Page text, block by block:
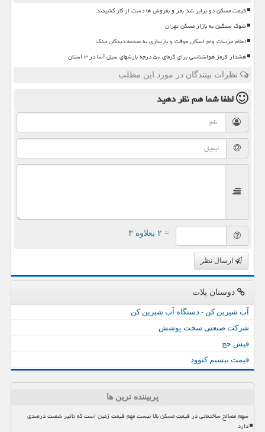
قیمت مسکن دو برابر شد بخر و بفروش ها دست از کار کشیدند
شوک سنگین به بازار مسکن تهران
اعلام جزییات وام اسکان موقت و بازسازی به صدمه دیدگان جنگ
هشدار قرمز هواشناسی برای گرمای ۵۰ درجه بارشهای سیل آسا در ۳ استان
نظرات بینندگان در مورد این مطلب
لطفا شما همنظر دهید
= ۲ بعلاوه ۳
ارسال نظر
دوستان پلات
آب شیرین کن - دستگاه آب شیرین کن
شرکت صنعتی سخت پوشش
فیش حج
قیمت بیسیم کنوود
پربیننده ترین ها
سهم مصالح ساختمانی در قیمت مسکن بالا نیست مهم قیمت زمین است که تاثیر شصت درصدی
دارد